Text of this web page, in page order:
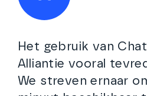
Het gebruik van
Alliantie vooral
We streven ernaar